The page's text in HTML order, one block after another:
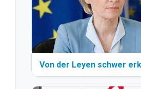
Von der Leyen schwer